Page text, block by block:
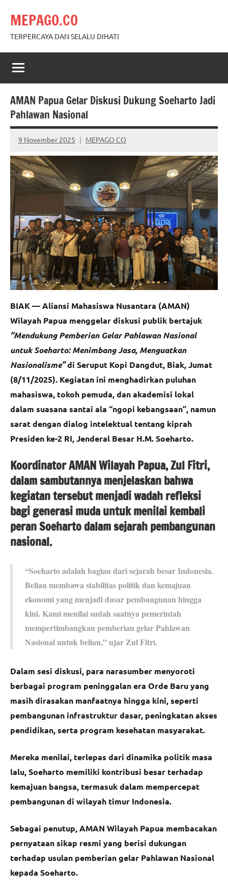
content
MEPAGO.CO
TERPERCAYA DAN SELALU DIHATI
AMAN Papua Gelar Diskusi Dukung Soeharto Jadi
Pahlawan Nasional
9 November 2025 MEPAGO CO
No
comments
BIAK —Aliansi Mahasiswa Nusantara (AMAN)
Wilayah Papua menggelar diskusi publik bertajuk
“Mendukung Pemberian Gelar Pahlawan Nasional
untuk Soeharto: Menimbang Jasa, Menguatkan
Nasionalisme”di Seruput Kopi Dangdut, Biak, Jumat
(8/11/2025). Kegiatan ini menghadirkan puluhan
mahasiswa, tokoh pemuda, dan akademisi lokal
dalam suasana santai ala “ngopi kebangsaan”, namun
sarat dengan dialog intelektual tentang kiprah
Presiden ke-2 RI, Jenderal Besar H.M. Soeharto.
Koordinator AMAN Wilayah Papua, Zul Fitri,
dalam sambutannya menjelaskan bahwa
kegiatan tersebut menjadi wadah refleksi
bagi generasi muda untuk menilai kembali
peran Soeharto dalam sejarah pembangunan
nasional.
“Soeharto adalah bagian dari sejarah besar Indonesia.
Beliau membawa stabilitas politik dan kemajuan
ekonomi yang menjadi dasar pembangunan hingga
kini. Kami menilai sudah saatnya pemerintah
mempertimbangkan pemberian gelar Pahlawan
Nasional untuk beliau,” ujar Zul Fitri.
Dalam sesi diskusi, para narasumber menyoroti
berbagai program peninggalan era Orde Baru yang
masih dirasakan manfaatnya hingga kini, seperti
pembangunan infrastruktur dasar, peningkatan akses
pendidikan, serta program kesehatan masyarakat.
Mereka menilai, terlepas dari dinamika politik masa
lalu, Soeharto memiliki kontribusi besar terhadap
kemajuan bangsa, termasuk dalam mempercepat
pembangunan di wilayah timur Indonesia.
Sebagai penutup, AMAN Wilayah Papua membacakan
pernyataan sikap resmi yang berisi dukungan
terhadap usulan pemberian gelar Pahlawan Nasional
kepada Soeharto.